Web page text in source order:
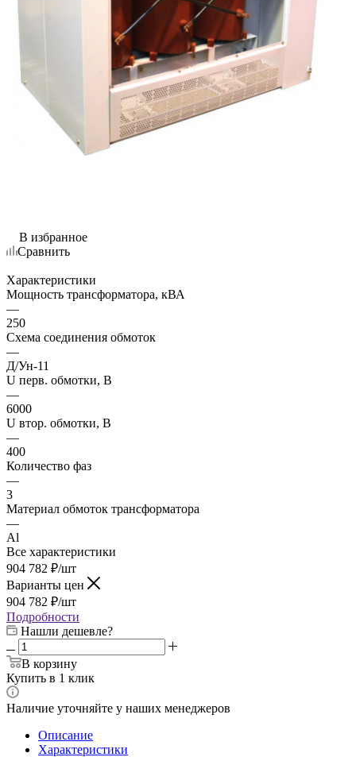
В избранное
Сравнить
Характеристики
Мощность трансформатора, кВА
—
250
Схема соединения обмоток
—
Д/Ун-11
U перв. обмотки, В
—
6000
U втор. обмотки, В
—
400
Количество фаз
—
3
Материал обмоток трансформатора
—
Al
Все характеристики
904 782 ₽/шт
Варианты цен
904 782 ₽/шт
Подробности
Нашли дешевле?
В корзину
Купить в 1 клик
Наличие уточняйте у наших менеджеров
Описание
Характеристики